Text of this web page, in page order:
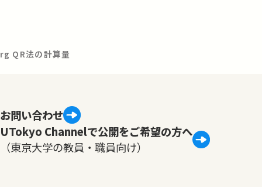
QR法の計算量
お問い合わせ
UTokyo Channelで公開をご希望の方へ
（東京大学の教員・職員向け）